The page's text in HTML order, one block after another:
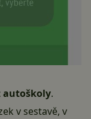
autoškoly.
v sestavě, v